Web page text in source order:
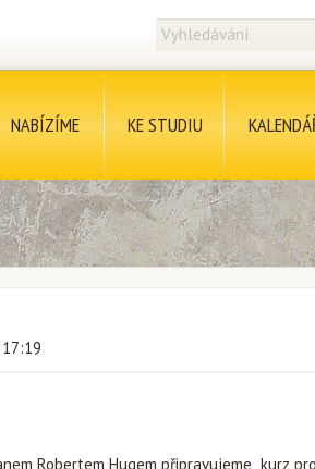
NABÍZÍME KE STUDIU
Robertem Hugem připravujeme kurz